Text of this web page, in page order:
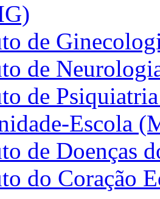
de
de
de
Escola
de Doenças
do Coração